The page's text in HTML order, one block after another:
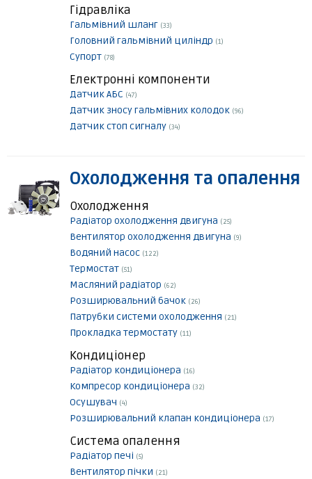
Гідравліка
Гальмівний шланг (33)
Головний гальмівний циліндр (1)
Супорт (78)
Електронні компоненти
Датчик АБС (47)
Датчик зносу гальмівних колодок (96)
Датчик стоп сигналу (34)
Охолодження та опалення
Охолодження
Радіатор охолодження двигуна (25)
Вентилятор охолодження двигуна (9)
Водяний насос (122)
Термостат (51)
Масляний радіатор (62)
Розширювальний бачок (26)
Патрубки системи охолодження (21)
Прокладка термостату (11)
Кондиціонер
Радіатор кондиціонера (16)
Компресор кондиціонера (32)
Осушувач (4)
Розширювальний клапан кондиціонера (17)
Система опалення
Радіатор печі (5)
Вентилятор пічки (21)